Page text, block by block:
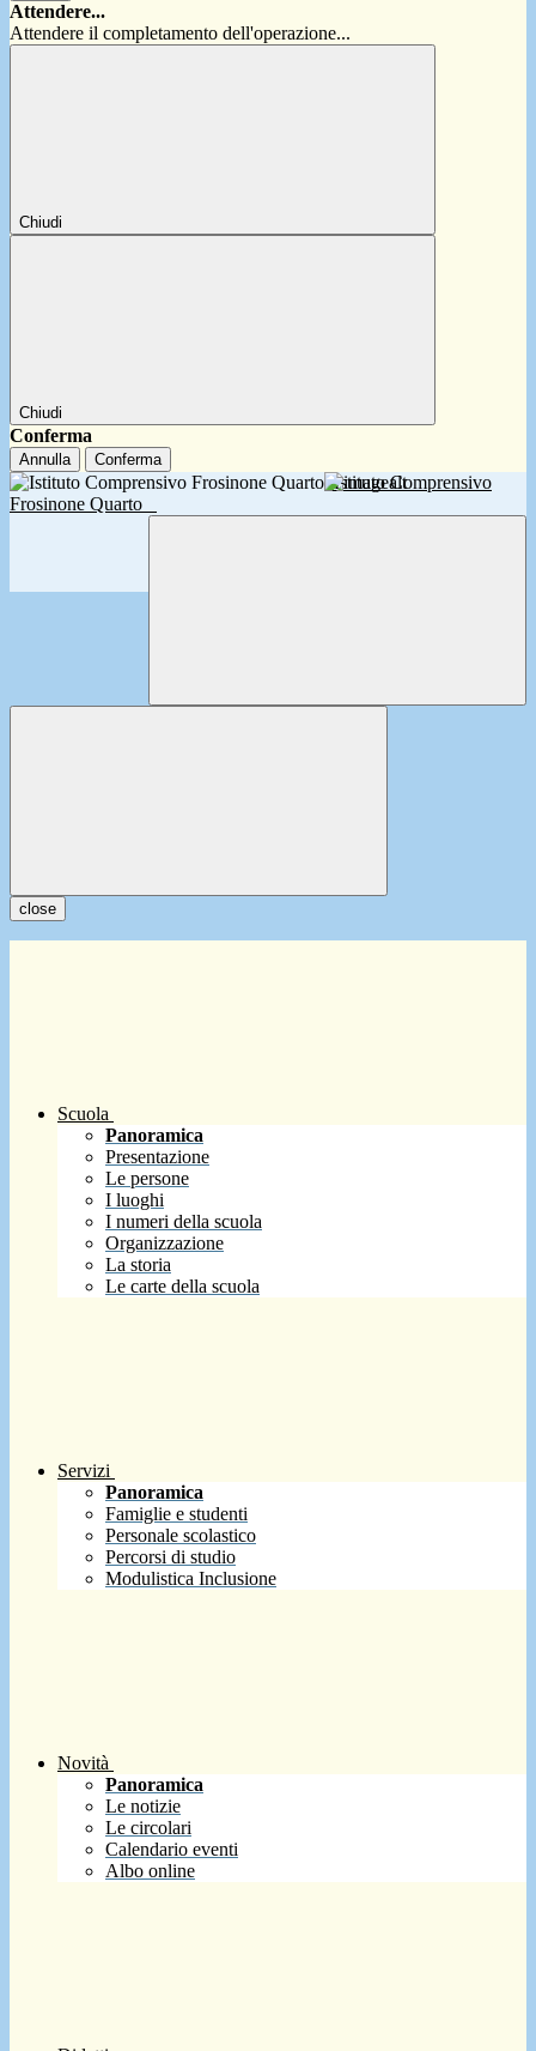
Attendere...
Attendere il completamento dell'operazione...
Chiudi
Chiudi
Conferma
Annulla Conferma
Istituto Comprensivo
Frosinone Quarto
close
Scuola
Panoramica
Presentazione
Le persone
I luoghi
I numeri della scuola
Organizzazione
La storia
Le carte della scuola
Servizi
Panoramica
Famiglie e studenti
Personale scolastico
Percorsi di studio
Modulistica Inclusione
Novità
Panoramica
Le notizie
Le circolari
Calendario eventi
Albo online